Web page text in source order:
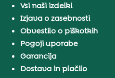
Vsi naši izdelki
Izjava o zasebnosti
Obvestilo o piškotkih
Pogoji uporabe
Garancija
Dostava in plačilo